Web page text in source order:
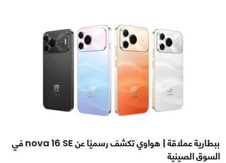
ببطارية عملاقة | هواوي تكشف رسميًا عن nova 16 SE في
السوق الصينية